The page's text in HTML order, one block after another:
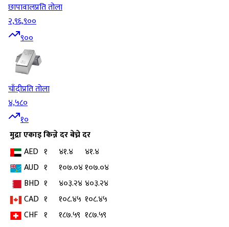
छापावालप्रति तोला
२,९६,९००
९००
चाँदीप्रति तोला
४,५८०
१०
मुद्राएकाइकिन्ने दरबेच्ने दर
AED १ ४१.४
४१.४
AUD १ १०७.०४१०७.०४
BHD १ ४०३.२४ ४०३.२४
CAD १ १०८.४५ १०८.४५
CHF १ १८७.५९ १८७.५९